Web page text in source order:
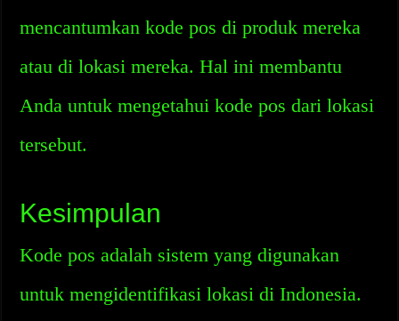
mencantumkan kode pos di produk mereka
atau di lokasi mereka. Hal ini membantu
Anda untuk mengetahui kode pos dari lokasi
tersebut.
Kesimpulan
Kode pos adalah sistem yang digunakan
untuk mengidentifikasi lokasi di Indonesia.